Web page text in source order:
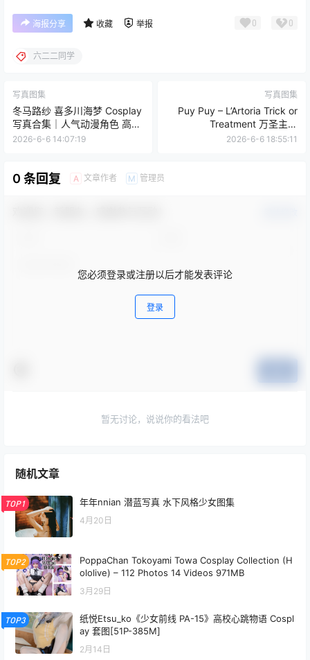
海报分享 收藏 举报 0 0
六二二同学
写真图集
冬马路纱 喜多川海梦 Cosplay
写真合集｜人气动漫角色 高清
摄影（48P｜749MB）
2026-6-6 14:07:19
写真图集
Puy Puy – L’Artoria Trick or
Treatment 万圣主题
（104P+2V-829MB）
2026-6-6 18:55:11
0 条回复 A 文章作者 M 管理员
您必须登录或注册以后才能发表评论
登录
暂无讨论，说说你的看法吧
随机文章
TOP1 年年nnian 潜蓝写真 水下风格少女图集
4月20日
TOP2
PoppaChan Tokoyami Towa Cosplay Collection (H
ololive) – 112 Photos 14 Videos 971MB
3月29日
TOP3
纸悦Etsu_ko《少女前线 PA-15》高校心跳物语 Cospl
ay 套图[51P-385M]
2月14日